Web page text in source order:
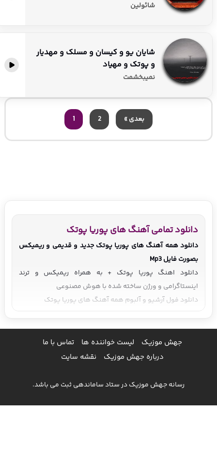
شائولین
شایان یو و کیسان و مسلک و مهدیار
و پوتک و مهیاد
نمیبخشمت
بعدی »
دانلود تمامی آهنگ های پوریا پوتک
دانلود همه آهنگ های پوریا پوتک جدید و قدیمی و ریمیکس
بصورت فایل Mp3
دانلود اهنگ پوریا پوتک + به همراه ریمیکس و ترند
اینستاگرامی و ورژن ساخته شده با هوش مصنوعی
دانلود فول آرشیو و آلبوم همه آهنگ های پوریا پوتک
جهش موزیک لیست خواننده ها
تماس با ما
درباره جهش موزیک
نقشه سایت
رسانه جهش موزیک در ستاد ساماندهی ثبت می باشد.